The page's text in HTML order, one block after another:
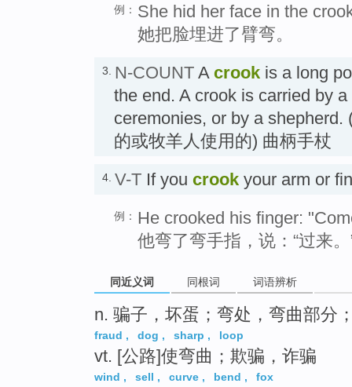
例： She hid her face in the
她把脸埋进了臂弯。
3. N-COUNT A crook is a long
the end. A crook is carried by
ceremonies, or by a
的或牧羊人使用的) 曲柄手杖
4. V-T If you crook your arm or
例： He crooked his finger:
他弯了弯手指，说：“过来。
同近义词 同根词 词语辨析
n. 骗子，坏蛋；弯处，弯曲部分
fraud , dog , sharp , loop
vt. [公路]使弯曲；欺骗，诈骗
wind , sell , curve , bend , fox